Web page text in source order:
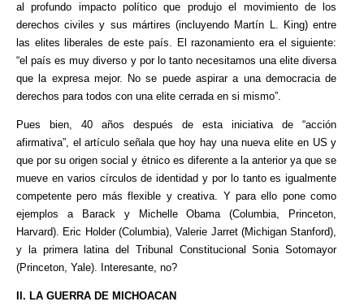
al profundo impacto político que produjo el movimiento de los
derechos civiles y sus mártires (incluyendo Martín L. King) entre
las elites liberales de este país. El razonamiento era el siguiente:
“el país es muy diverso y por lo tanto necesitamos una elite diversa
que la expresa mejor. No se puede aspirar a una democracia de
derechos para todos con una elite cerrada en si mismo”.
Pues bien, 40 años después de esta iniciativa de “acción
afirmativa”, el artículo señala que hoy hay una nueva elite en US y
que por su origen social y étnico es diferente a la anterior ya que se
mueve en varios círculos de identidad y por lo tanto es igualmente
competente pero más flexible y creativa. Y para ello pone como
ejemplos a Barack y Michelle Obama (Columbia, Princeton,
Harvard). Eric Holder (Columbia), Valerie Jarret (Michigan Stanford),
y la primera latina del Tribunal Constitucional Sonia Sotomayor
(Princeton, Yale). Interesante, no?
II. LA GUERRA DE MICHOACAN